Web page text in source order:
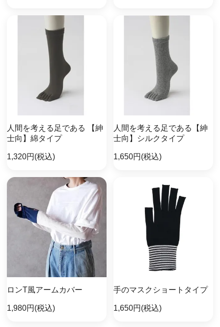
人間を考える足である 【紳
士向】綿タイプ
1,320円(税込)
人間を考える足である【紳
士向】シルクタイプ
1,650円(税込)
ロンT風アームカバー
1,980円(税込)
手のマスクショートタイプ
1,650円(税込)